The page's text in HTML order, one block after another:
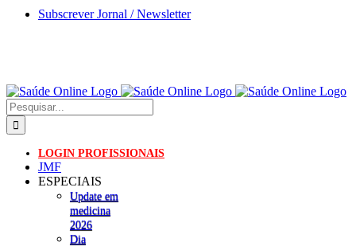
Skip
Subscrever Jornal / Newsletter
Pesquisar
LOGIN PROFISSIONAIS
JMF
ESPECIAIS
Update em
medicina
2026
Dia